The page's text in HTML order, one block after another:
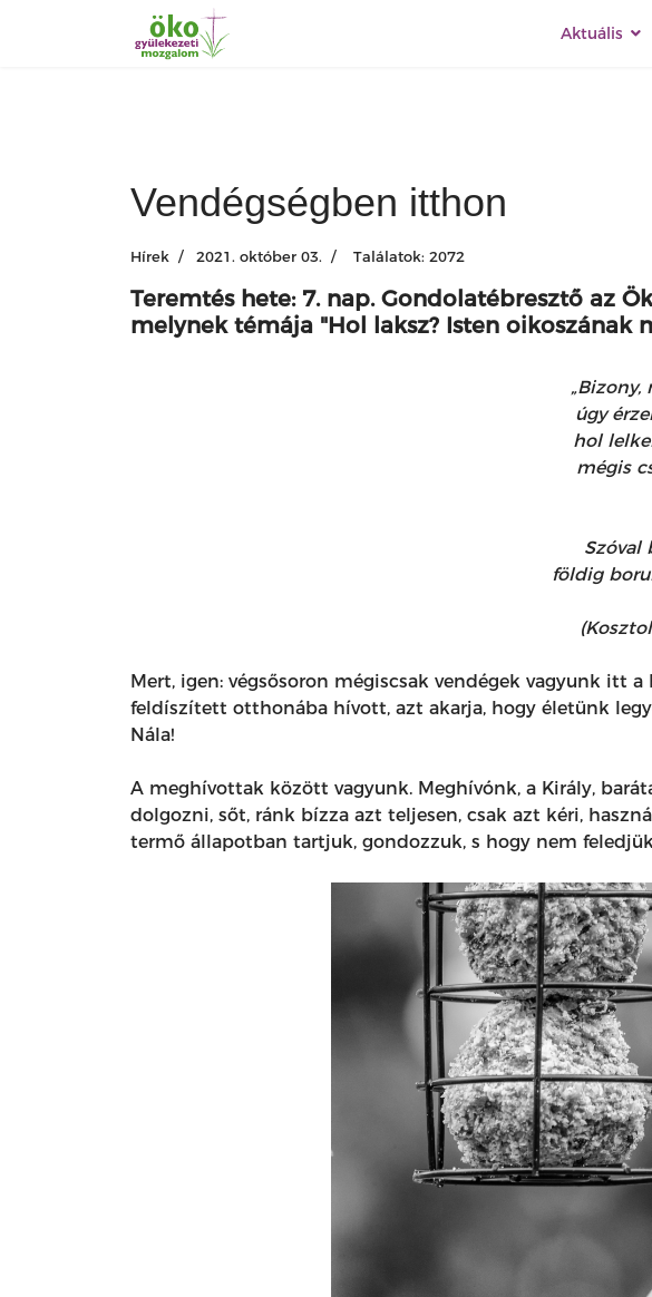
Aktuális
Vendégségben itthon
Hírek 2021. október 03. Találatok: 2072
Teremtés hete: 7. nap. Gondolatébresztő az
melynek témája "Hol laksz? Isten oikoszának
úgy
hol
mégis
Szóval
földig
Mert, igen: végsősoron mégiscsak vendégek vagyunk itt
feldíszített otthonába hívott, azt akarja, hogy életünk
Nála!
A meghívottak között vagyunk. Meghívónk, a Király,
dolgozni, sőt, ránk bízza azt teljesen, csak azt kéri,
termő állapotban tartjuk, gondozzuk, s hogy nem